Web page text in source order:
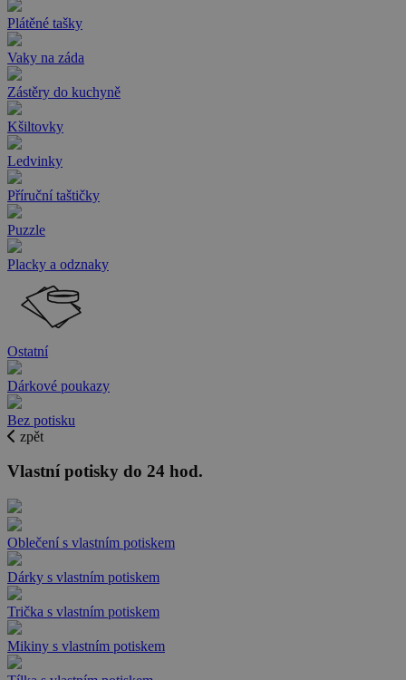
Plátěné tašky
Vaky na záda
Zástěry do kuchyně
Kšiltovky
Ledvinky
Příruční taštičky
Puzzle
Placky a odznaky
Ostatní
Dárkové poukazy
Bez potisku
zpět
Vlastní potisky do 24 hod.
Oblečení s vlastním potiskem
Dárky s vlastním potiskem
Trička s vlastním potiskem
Mikiny s vlastním potiskem